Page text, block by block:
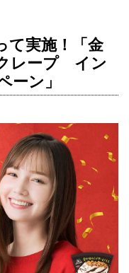
て実施！「金
レープ イン
ーン」